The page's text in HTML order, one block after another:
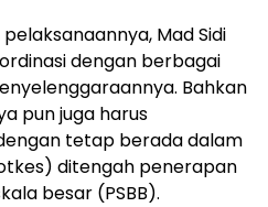
Mad Sidi
dengan berbagai
Bahkan
pun juga harus
tetap berada dalam
ditengah penerapan
besar (PSBB).